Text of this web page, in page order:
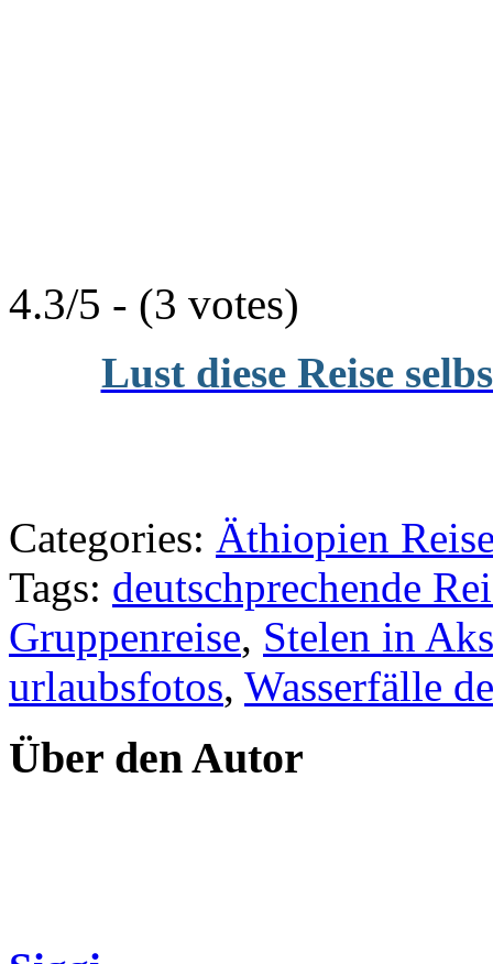
4.3/5 - (3 votes)
Lust diese Reise
Categories: Äthiopien
Tags: deutschprechende
Gruppenreise, Stelen in
urlaubsfotos, Wasserfälle
Über den Autor